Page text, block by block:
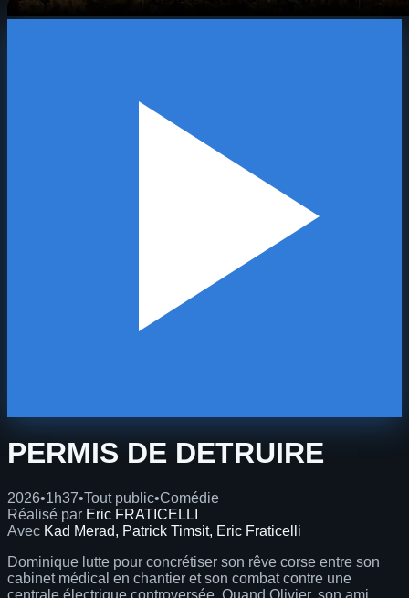
PERMIS DE DETRUIRE
2026•1h37•Tout public•Comédie
Réalisé par Eric FRATICELLI
Avec Kad Merad, Patrick Timsit, Eric Fraticelli
Dominique lutte pour concrétiser son rêve corse entre son
cabinet médical en chantier et son combat contre une
centrale électrique controversée. Quand Olivier, son ami